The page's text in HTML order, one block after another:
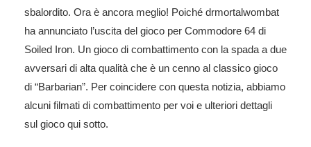
sbalordito. Ora è ancora meglio! Poiché drmortalwombat
ha annunciato l’uscita del gioco per Commodore 64 di
Soiled Iron. Un gioco di combattimento con la spada a due
avversari di alta qualità che è un cenno al classico gioco
di “Barbarian”. Per coincidere con questa notizia, abbiamo
alcuni filmati di combattimento per voi e ulteriori dettagli
sul gioco qui sotto.